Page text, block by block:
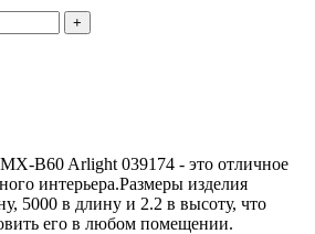
+
B60 Arlight 039174 - это отличное
интерьера.Размеры изделия
5000 в длину и 2.2 в высоту, что
его в любом помещении.